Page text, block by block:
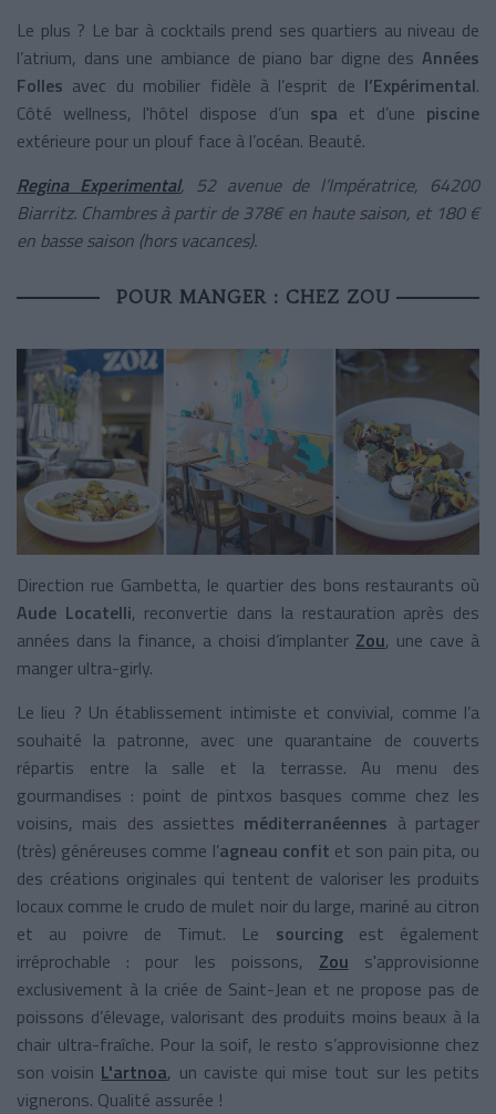
Le plus ? Le bar à cocktails prend ses quartiers au niveau de
l’atrium, dans une ambiance de piano bar digne des Années
Folles avec du mobilier fidèle à l’esprit de l’Expérimental.
Côté wellness, l'hôtel dispose d’un spa et d’une piscine
extérieure pour un plouf face à l’océan. Beauté.
Regina Experimental, 52 avenue de l’Impératrice, 64200
Biarritz. Chambres à partir de378€ en haute saison, et 180 €
en basse saison (hors vacances).
POUR MANGER : CHEZ ZOU
Direction rue Gambetta, le quartier des bons restaurants où
Aude Locatelli, reconvertie dans la restauration après des
années dans la finance, a choisi d’implanter Zou, une cave à
manger ultra-girly.
Le lieu ? Un établissement intimiste et convivial, comme l’a
souhaité la patronne, avec une quarantaine de couverts
répartis entre la salle et la terrasse. Au menu des
gourmandises : point de pintxos basques comme chez les
voisins, mais des assiettes méditerranéennes à partager
(très) généreuses comme l’agneau confit et son pain pita, ou
des créations originales qui tentent de valoriser les produits
locaux comme le crudo de mulet noir du large, mariné au citron
et au poivre de Timut. Le sourcingest également
irréprochable : pour les poissons, Zou s'approvisionne
exclusivement à la criée de Saint-Jean et ne propose pas de
poissons d’élevage, valorisant des produits moins beaux à la
chair ultra-fraîche. Pour la soif, le resto s’approvisionne chez
son voisin L'artnoa, un caviste qui mise tout sur les petits
vignerons. Qualité assurée !